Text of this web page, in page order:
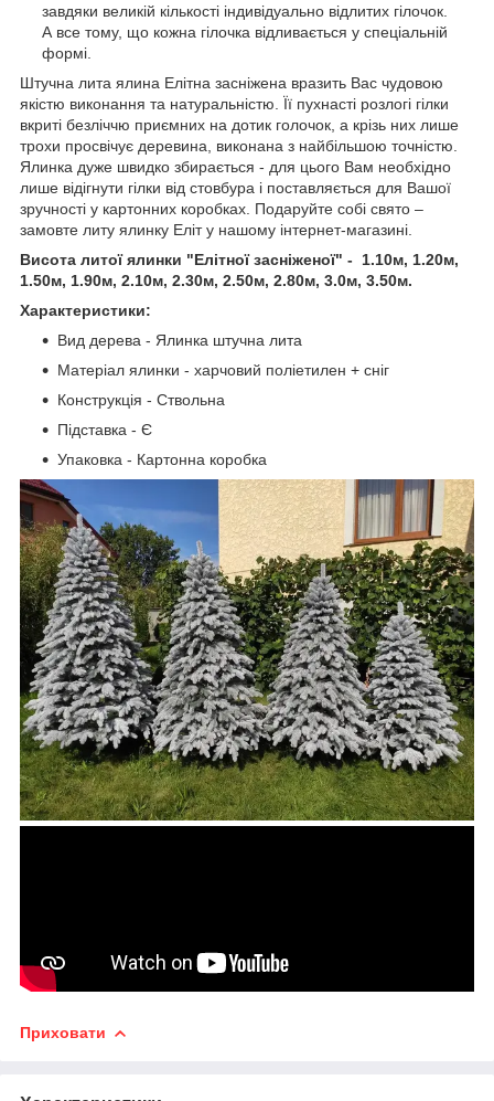
завдяки великій кількості індивідуально відлитих гілочок.
А все тому, що кожна гілочка відливається у спеціальній
формі.
Штучна лита ялина Елітна засніжена вразить Вас чудовою
якістю виконання та натуральністю. Її пухнасті розлогі гілки
вкриті безліччю приємних на дотик голочок, а крізь них лише
трохи просвічує деревина, виконана з найбільшою точністю.
Ялинка дуже швидко збирається - для цього Вам необхідно
лише відігнути гілки від стовбура і поставляється для Вашої
зручності у картонних коробках. Подаруйте собі свято –
замовте литу ялинку Еліт у нашому інтернет-магазині.
Висота литої ялинки "Елітної засніженої" - 1.10м, 1.20м,
1.50м, 1.90м, 2.10м, 2.30м, 2.50м, 2.80м, 3.0м, 3.50м.
Характеристики:
Вид дерева - Ялинка штучна лита
Матеріал ялинки - харчовий поліетилен + сніг
Конструкція - Ствольна
Підставка - Є
Упаковка - Картонна коробка
Приховати